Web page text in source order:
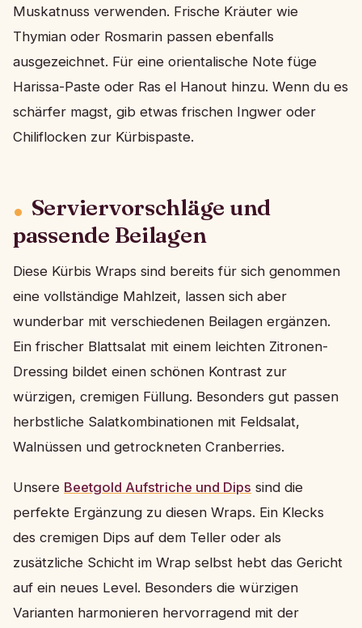
Muskatnuss verwenden. Frische Kräuter wie
Thymian oder Rosmarin passen ebenfalls
ausgezeichnet. Für eine orientalische Note füge
Harissa-Paste oder Ras el Hanout hinzu. Wenn du es
schärfer magst, gib etwas frischen Ingwer oder
Chiliflocken zur Kürbispaste.
Serviervorschläge und
passende Beilagen
Diese Kürbis Wraps sind bereits für sich genommen
eine vollständige Mahlzeit, lassen sich aber
wunderbar mit verschiedenen Beilagen ergänzen.
Ein frischer Blattsalat mit einem leichten Zitronen-
Dressing bildet einen schönen Kontrast zur
würzigen, cremigen Füllung. Besonders gut passen
herbstliche Salatkombinationen mit Feldsalat,
Walnüssen und getrockneten Cranberries.
Unsere Beetgold Aufstriche und Dips sind die
perfekte Ergänzung zu diesen Wraps. Ein Klecks
des cremigen Dips auf dem Teller oder als
zusätzliche Schicht im Wrap selbst hebt das Gericht
auf ein neues Level. Besonders die würzigen
Varianten harmonieren hervorragend mit der